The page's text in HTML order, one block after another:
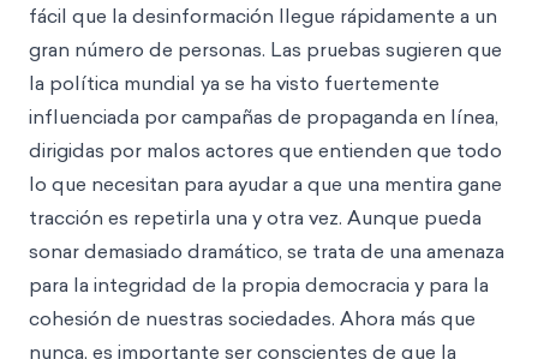
fácil que la desinformación llegue rápidamente a un
gran número de personas. Las pruebas sugieren que
la política mundial ya se ha visto fuertemente
influenciada por campañas de propaganda en línea,
dirigidas por malos actores que entienden que todo
lo que necesitan para ayudar a que una mentira gane
tracción es repetirla una y otra vez. Aunque pueda
sonar demasiado dramático, se trata de una amenaza
para la integridad de la propia democracia y para la
cohesión de nuestras sociedades. Ahora más que
nunca, es importante ser conscientes de que la